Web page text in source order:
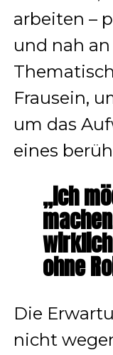
arbeiten –
und nah
Frausein,
um das
eines
„Ich
ohne
Die
nicht